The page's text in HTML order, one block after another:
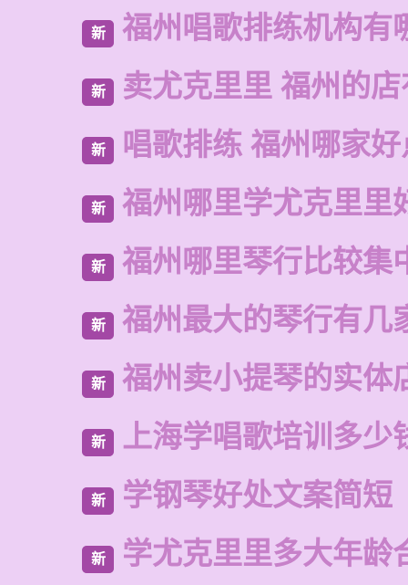
新 福州唱歌排练机构有
新 卖尤克里里 福州的
新 唱歌排练 福州哪家好
新 福州哪里学尤克里里
新 福州哪里琴行比较集
新 福州最大的琴行有几
新 福州卖小提琴的实体
新 上海学唱歌培训多少
新 学钢琴好处文案简短
新 学尤克里里多大年龄